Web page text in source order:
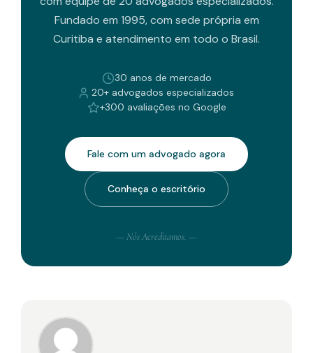
Fundado em 1995, com sede própria em
Curitiba e atendimento em todo o Brasil.
30 anos de mercado
20+ advogados especializados
+300 avaliações no Google
Fale com um advogado agora
Conheça o escritório
— Nós Acreditamos. —